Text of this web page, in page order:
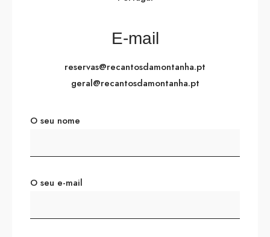
E-mail
reservas@recantosdamontanha.pt
geral@recantosdamontanha.pt
O seu nome
O seu e-mail